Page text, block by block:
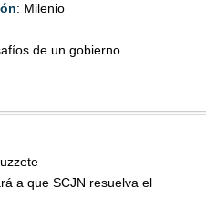
: Milenio
de un gobierno
a que SCJN resuelva el